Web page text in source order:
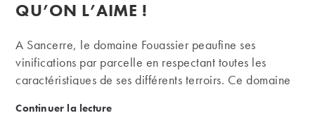
QU’ON L’AIME !
A Sancerre, le domaine Fouassier peaufine ses
vinifications par parcelle en respectant toutes les
caractéristiques de ses différents terroirs. Ce domaine
simplement le goût d’un sauvignon bien mûr, loins de
Continuer la lectureLe domaine Fouassier à Sancerre : le sauvignon tel